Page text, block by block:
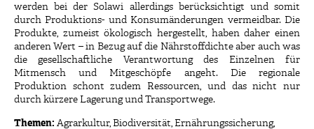
werden bei der Solawi allerdings berücksichtigt und somit
durch Produktions- und Konsumänderungen vermeidbar. Die
Produkte, zumeist ökologisch hergestellt, haben daher einen
anderen Wert – in Bezug auf die Nährstoffdichte aber auch was
die gesellschaftliche Verantwortung des Einzelnen für
Mitmensch und Mitgeschöpfe angeht. Die regionale
Produktion schont zudem Ressourcen, und das nicht nur
durch kürzere Lagerung und Transportwege.
Themen: Agrarkultur, Biodiversität Ernährungssicherung,